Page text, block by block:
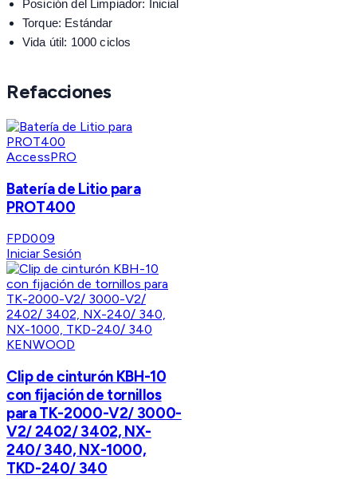
Posición del Limpiador: Inicial
Torque: Estándar
Vida útil: 1000 ciclos
Refacciones
AccessPRO
Batería de Litio para
PROT400
FPD009
Iniciar Sesión
KENWOOD
Clip de cinturón KBH-10
con fijación de tornillos
para TK-2000-V2/ 3000-
V2/ 2402/ 3402, NX-
240/ 340, NX-1000,
TKD-240/ 340